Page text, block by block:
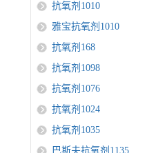
抗氧剂1010
雅宝抗氧剂1010
抗氧剂168
抗氧剂1098
抗氧剂1076
抗氧剂1024
抗氧剂1035
巴斯夫抗氧剂1135